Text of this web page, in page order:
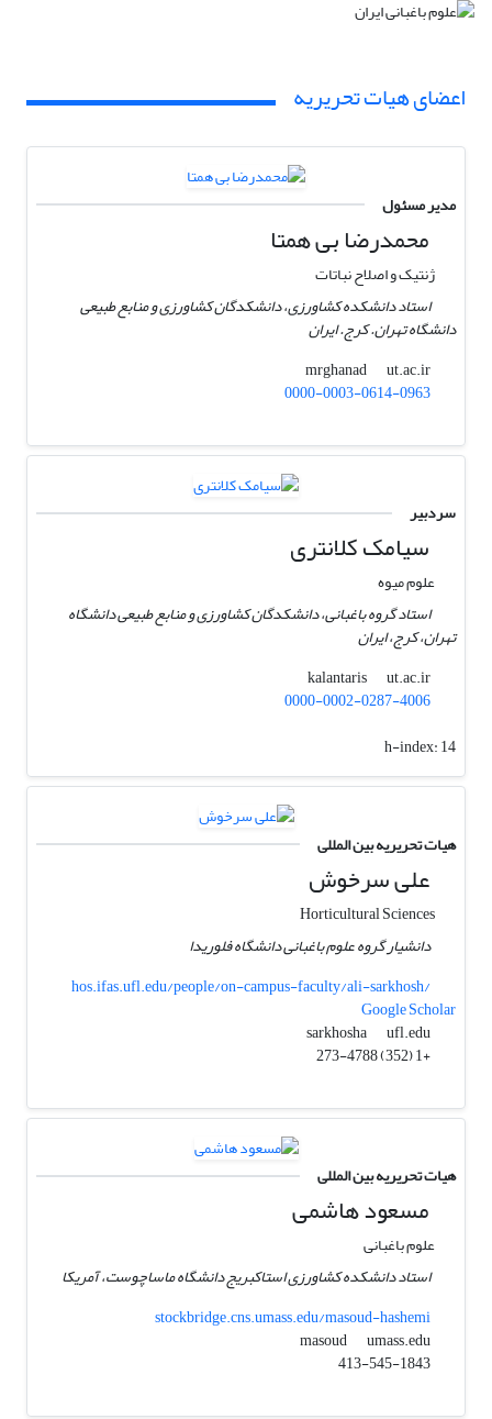
اعضای هیات تحریریه
مدیر مسئول
محمدرضا بی همتا
ژنتیک و اصلاح نباتات
استاد دانشکده کشاورزی، دانشکدگان کشاورزی و منابع طبیعی
دانشگاه تهران. کرج. ایران
mrghanad
ut.ac.ir
0000-0003-0614-0963
سردبیر
سیامک کلانتری
علوم میوه
استاد گروه باغبانی، دانشکدگان کشاورزی و منابع طبیعی دانشگاه
تهران، کرج، ایران
kalantaris
ut.ac.ir
0000-0002-0287-4006
h-index:14
هیات تحریریه بین المللی
علی سرخوش
Horticultural Sciences
دانشیار گروه علوم باغبانی دانشگاه فلوریدا
hos.ifas.ufl.edu/people/on-campus-faculty/ali-sarkhosh/
Google Scholar
sarkhosha
ufl.edu
+1 (352) 273-4788
هیات تحریریه بین المللی
مسعود هاشمی
علوم باغبانی
استاد دانشکده کشاورزی استاکبریج دانشگاه ماساچوست، آمریکا
stockbridge.cns.umass.edu/masoud-hashemi
masoud
umass.edu
413-545-1843